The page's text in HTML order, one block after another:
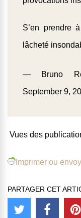
S’en prendre
lâcheté
— Bruno
September 9,
Vues des
Imprimer ou
PARTAGER CET